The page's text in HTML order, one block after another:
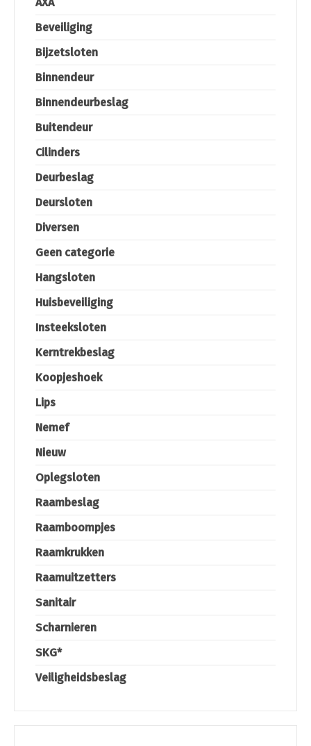
Beveiliging
Bijzetsloten
Binnendeur
Binnendeurbeslag
Buitendeur
Cilinders
Deurbeslag
Deursloten
Diversen
Geen categorie
Hangsloten
Huisbeveiliging
Insteeksloten
Kerntrekbeslag
Koopjeshoek
Lips
Nemef
Nieuw
Oplegsloten
Raambeslag
Raamboompjes
Raamkrukken
Raamuitzetters
Sanitair
Scharnieren
SKG*
Veiligheidsbeslag